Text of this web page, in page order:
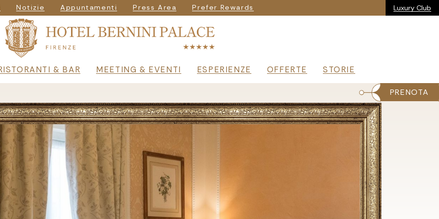
secondaria
Notizie Appuntamenti Press Area Prefer Rewards Luxury Club
& BAR MEETING & EVENTI ESPERIENZE OFFERTE STORIE
PRENOTA